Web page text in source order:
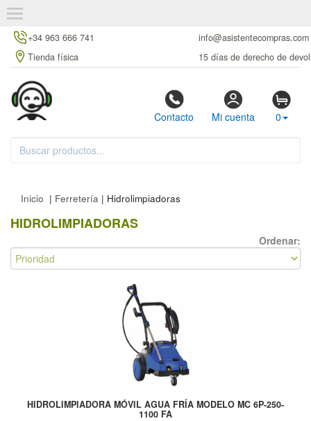
+34 963 666 741
info@asistentecompras.com
Tienda física
15 días de derecho de
Contacto Mi cuenta 0
Inicio | Ferretería | Hidrolimpiadoras
HIDROLIMPIADORAS
Ordenar:
HIDROLIMPIADORA MÓVIL AGUA FRÍA MODELO MC 6P-250-
1100 FA